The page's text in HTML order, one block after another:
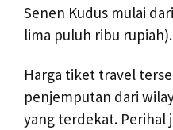
Senen Kudus mulai
lima puluh ribu rupiah).
Harga tiket travel
penjemputan dari
yang terdekat. Perihal